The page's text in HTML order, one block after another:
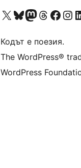
Visit our X (formerly Twitter) account
Visit our Bluesky account
Visit our Mastodon account
Visit our Threads
Посетете нашата
Посетете
Кодът е поезия.
The WordPress®
WordPress